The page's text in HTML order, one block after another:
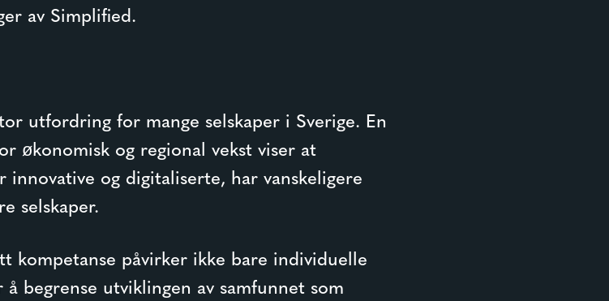
av Simplified.
utfordring for mange selskaper i Sverige. En
økonomisk og regional vekst viser at
innovative og digitaliserte, har vanskeligere
selskaper.
kompetanse påvirker ikke bare individuelle
begrense utviklingen av samfunnet som